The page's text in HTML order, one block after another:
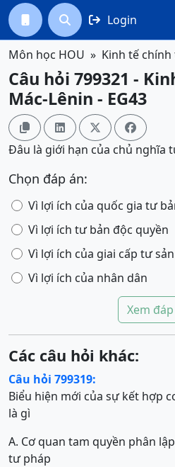
  Login
Môn học HOU Kinh tế chính
Câu hỏi 799321 -
Mác-Lênin - EG43
   
Đâu là giới hạn của chủ nghĩa
Chọn đáp án:
Vì lợi ích của quốc gia tư
Vì lợi ích tư bản độc quyền
Vì lợi ích của giai cấp tư sản
Vì lợi ích của nhân dân
Xem
Các câu hỏi khác:
Câu hỏi 799319:
Biểu hiện mới của sự kết hợp
là gì
A. Cơ quan tam quyền phân
tư pháp